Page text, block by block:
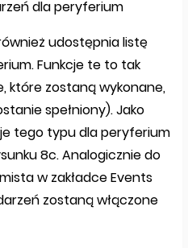
dla peryferium
udostępnia listę
Funkcje te to tak
które zostaną wykonane,
spełniony). Jako
tego typu dla peryferium
8c. Analogicznie do
w zakładce Events
zostaną włączone